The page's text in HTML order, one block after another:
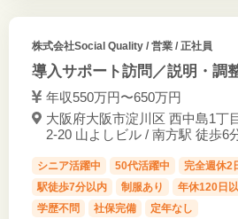
株式会社Social Quality/ 営業 / 正社員
導入サポート訪問／説明・調
年収550万円〜650万円
大阪府大阪市淀川区 西中島1丁
2-20 山よしビル / 南方駅 徒歩6
シニア活躍中 50代活躍中 完全週休2
駅徒歩7分以内
制服あり 年休120日
学歴不問
社保完備 定年なし